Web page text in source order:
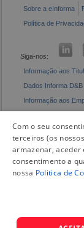
Sobre a eInforma
Política de
Siga-nos:
Informação aos
Dados Informa D&B
Informação aos
Com o seu
terceiros (os
armazenar, aceder
consentimento a
nossa Politica de